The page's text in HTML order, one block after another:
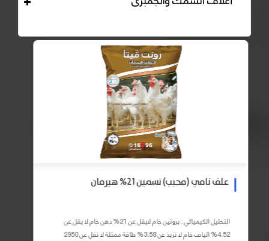
علف نامي (محبب) تسمين 21% هيرمان
التحليل الكيميائي : بروتين خام لايقل عن 21% دهن خام لا يقل عن
4.52% الياف خام لا تزيد عن 3.58% طاقة ممثلة لا تقل عن 2950